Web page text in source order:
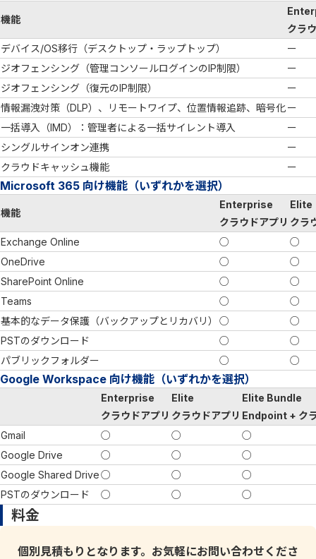
機能
クラ
デバイス/OS移行（デスクトップ・ラップトップ）
ー
ジオフェンシング（管理コンソールログインのIP制限）
ー
ジオフェンシング（復元のIP制限）
ー
情報漏洩対策（DLP）、リモートワイプ、位置情報追跡、暗号化ー
一括導入（IMD）：管理者による一括サイレント導入
ー
シングルサインオン連携
ー
クラウドキャッシュ機能
ー
Microsoft 365 向け機能（いずれかを選択）
機能
Enterprise
クラウドアプリ
Elite
クラ
Exchange Online
○
○
OneDrive
○
○
SharePoint Online
○
○
Teams
○
○
基本的なデータ保護（バックアップとリカバリ）
○
○
PSTのダウンロード
○
○
パブリックフォルダー
○ ○
Google Workspace 向け機能（いずれかを選択）
Enterprise
クラウドアプリ
Elite
クラウドアプリ
Elite Bundle
Endpoint + ク
Gmail
○ ○
○
Google Drive
○ ○
○
Google Shared Drive○ ○
○
PSTのダウンロード
○ ○ ○
料金
個別見積もりとなります。お気軽にお問い合わせくださ